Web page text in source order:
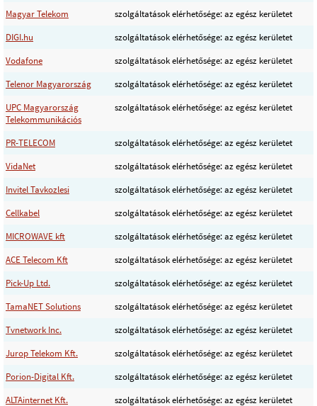
Magyar Telekom
szolgáltatások elérhetősége: az egész kerületet
DIGI.hu
szolgáltatások elérhetősége: az egész kerületet
Vodafone
szolgáltatások elérhetősége: az egész kerületet
Telenor Magyarország
szolgáltatások elérhetősége: az egész kerületet
UPC Magyarország
Telekommunikációs
szolgáltatások elérhetősége: az egész kerületet
PR-TELECOM
szolgáltatások elérhetősége: az egész kerületet
VidaNet
szolgáltatások elérhetősége: az egész kerületet
Invitel Tavkozlesi
szolgáltatások elérhetősége: az egész kerületet
Cellkabel
szolgáltatások elérhetősége: az egész kerületet
MICROWAVE kft
szolgáltatások elérhetősége: az egész kerületet
ACE Telecom Kft
szolgáltatások elérhetősége: az egész kerületet
Pick-Up Ltd.
szolgáltatások elérhetősége: az egész kerületet
TamaNET Solutions
szolgáltatások elérhetősége: az egész kerületet
Tvnetwork Inc.
szolgáltatások elérhetősége: az egész kerületet
Jurop Telekom Kft.
szolgáltatások elérhetősége: az egész kerületet
Porion-Digital Kft.
szolgáltatások elérhetősége: az egész kerületet
ALTAinternet Kft.
szolgáltatások elérhetősége: az egész kerületet